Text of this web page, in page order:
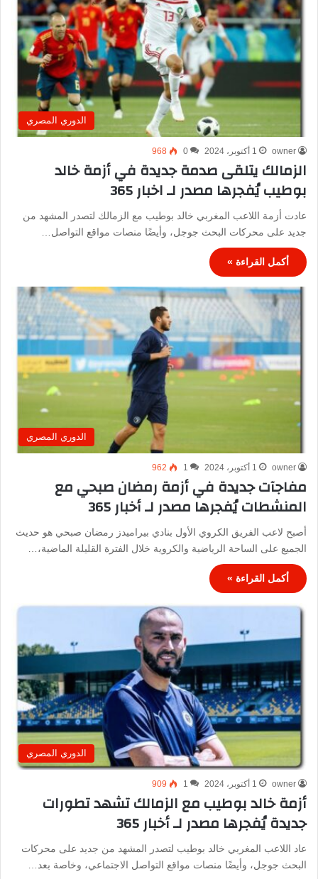
الدوري المصري
owner 1 أكتوبر، 2024 0
968
الزمالك يتلقى صدمة جديدة في أزمة خالد
بوطيب يُفجرها مصدر لـ اخبار 365
عادت أزمة اللاعب المغربي خالد بوطيب مع الزمالك لتصدر المشهد من
جديد على محركات البحث جوجل، وأيضًا منصات مواقع التواصل…
أكمل القراءة »
الدوري المصري
owner 1 أكتوبر، 2024 1
962
مفاجآت جديدة في أزمة رمضان صبحي مع
المنشطات يُفجرها مصدر لـ أخبار 365
أصبح لاعب الفريق الكروي الأول بنادي بيراميدز رمضان صبحي هو حديث
الجميع على الساحة الرياضية والكروية خلال الفترة القليلة الماضية،…
أكمل القراءة »
الدوري المصري
owner 1 أكتوبر، 2024 1
909
أزمة خالد بوطيب مع الزمالك تشهد تطورات
جديدة يُفجرها مصدر لـ أخبار 365
عاد اللاعب المغربي خالد بوطيب لتصدر المشهد من جديد على محركات
البحث جوجل، وأيضًا منصات مواقع التواصل الاجتماعي، وخاصة بعد…